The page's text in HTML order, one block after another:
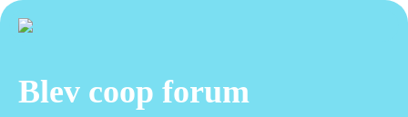
Blev coop forum